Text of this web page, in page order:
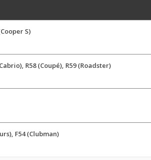
S)
R58 (Coupé), R59 (Roadster)
F54 (Clubman)